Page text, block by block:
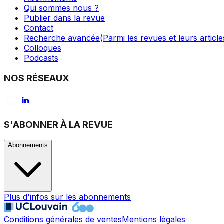
Qui sommes nous ?
Publier dans la revue
Contact
Recherche avancée(Parmi les revues et leurs
Colloques
Podcasts
NOS RÉSEAUX
S'ABONNER À LA REVUE
Abonnements
Plus d'infos sur les abonnements
Conditions générales de ventesMentions légales